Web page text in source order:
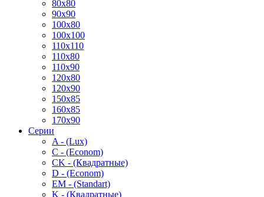
80x80
90x90
100x80
100x100
110x110
110x80
110x90
120x80
120x90
150x85
160x85
170x90
Серии
A - (Lux)
C - (Econom)
CK - (Квадратные)
D - (Econom)
EM - (Standart)
K - (Квадратные)